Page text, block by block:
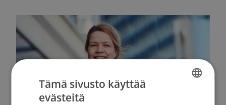
Tämä sivusto käyttää
evästeitä